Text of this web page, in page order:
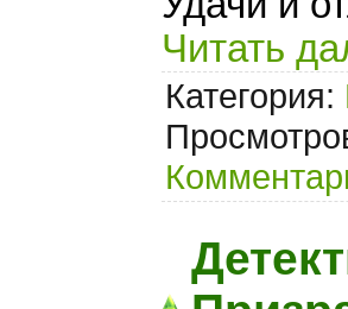
Читать
Категория: